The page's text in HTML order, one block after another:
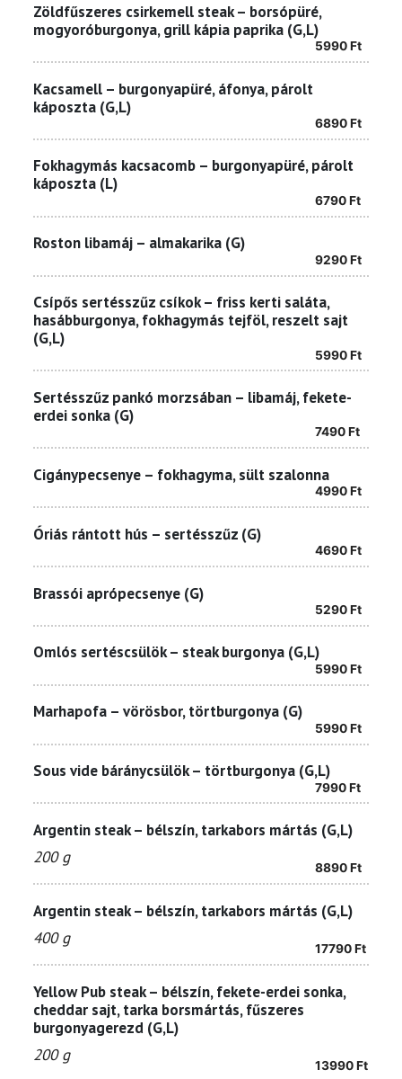
Zöldfűszeres csirkemell steak – borsópüré,
mogyoróburgonya, grill kápia paprika (G,L)
5990Ft
Kacsamell – burgonyapüré, áfonya, párolt
káposzta (G,L)
6890Ft
Fokhagymás kacsacomb – burgonyapüré, párolt
káposzta (L)
6790Ft
Roston libamáj – almakarika (G)
9290Ft
Csípős sertésszűz csíkok – friss kerti saláta,
hasábburgonya, fokhagymás tejföl, reszelt sajt
(G,L)
5990Ft
Sertésszűz pankó morzsában – libamáj, fekete-
erdei sonka (G)
7490Ft
Cigánypecsenye – fokhagyma, sült szalonna
4990Ft
Óriás rántott hús – sertésszűz (G)
4690Ft
Brassói aprópecsenye (G)
5290Ft
Omlós sertéscsülök – steak burgonya (G,L)
5990Ft
Marhapofa – vörösbor, törtburgonya (G)
5990Ft
Sous vide báránycsülök – törtburgonya (G,L)
7990Ft
Argentin steak – bélszín, tarkabors mártás (G,L)
200 g
8890Ft
Argentin steak – bélszín, tarkabors mártás (G,L)
400 g
17790Ft
Yellow Pub steak – bélszín, fekete-erdei sonka,
cheddar sajt, tarka borsmártás, fűszeres
burgonyagerezd (G,L)
200 g
13990Ft